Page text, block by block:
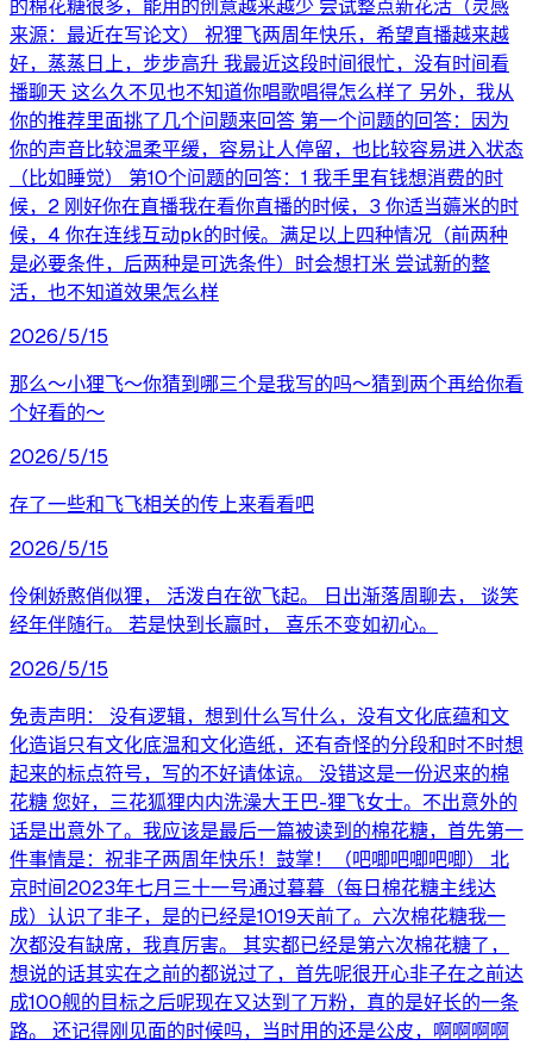
的棉花糖很多，能用的创意越来越少 尝试整点新花活（灵感
来源：最近在写论文） 祝狸飞两周年快乐，希望直播越来越
好，蒸蒸日上，步步高升 我最近这段时间很忙，没有时间看
播聊天 这么久不见也不知道你唱歌唱得怎么样了 另外，我从
你的推荐里面挑了几个问题来回答 第一个问题的回答：因为
你的声音比较温柔平缓，容易让人停留，也比较容易进入状态
（比如睡觉） 第10个问题的回答：1 我手里有钱想消费的时
候，2 刚好你在直播我在看你直播的时候，3 你适当薅米的时
候，4 你在连线互动pk的时候。满足以上四种情况（前两种
是必要条件，后两种是可选条件）时会想打米 尝试新的整
活，也不知道效果怎么样
2026/5/15
那么～小狸飞～你猜到哪三个是我写的吗～猜到两个再给你看
个好看的～
2026/5/15
存了一些和飞飞相关的传上来看看吧
2026/5/15
伶俐娇憨俏似狸， 活泼自在欲飞起。 日出渐落周聊去， 谈笑
经年伴随行。 若是快到长赢时， 喜乐不变如初心。
2026/5/15
免责声明： 没有逻辑，想到什么写什么，没有文化底蕴和文
化造诣只有文化底温和文化造纸，还有奇怪的分段和时不时想
起来的标点符号，写的不好请体谅。 没错这是一份迟来的棉
花糖 您好，三花狐狸内内洗澡大王巴-狸飞女士。不出意外的
话是出意外了。我应该是最后一篇被读到的棉花糖，首先第一
件事情是：祝非子两周年快乐！鼓掌！（吧唧吧唧吧唧） 北
京时间2023年七月三十一号通过暮暮（每日棉花糖主线达
成）认识了非子，是的已经是1019天前了。六次棉花糖我一
次都没有缺席，我真厉害。 其实都已经是第六次棉花糖了，
想说的话其实在之前的都说过了，首先呢很开心非子在之前达
成100舰的目标之后呢现在又达到了万粉，真的是好长的一条
路。 还记得刚见面的时候吗，当时用的还是公皮，啊啊啊啊